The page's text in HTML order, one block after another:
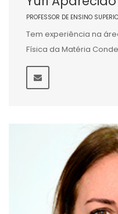
PROFESSOR DE ENSINO
Tem experiência na
Física da Matéria